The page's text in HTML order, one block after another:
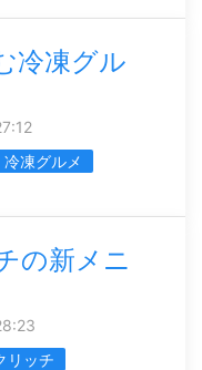
冷凍グル
冷凍グルメ
の新メニ
リッチ